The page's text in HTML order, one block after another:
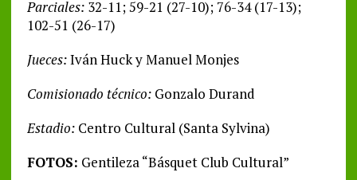
Parciales:32-11; 59-21 (27-10); 76-34 (17-13);
102-51 (26-17)
Jueces:Iván Huck y Manuel Monjes
Comisionado técnico:Gonzalo Durand
Estadio:Centro Cultural (Santa Sylvina)
FOTOS: Gentileza “Básquet Club Cultural”